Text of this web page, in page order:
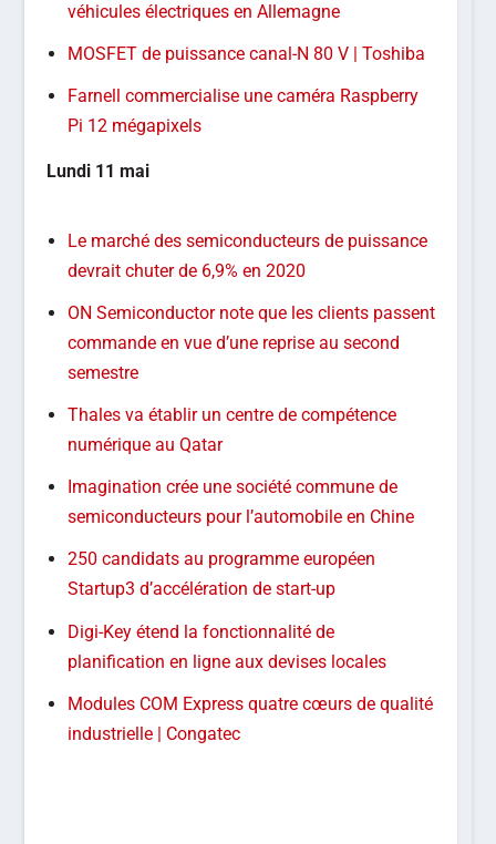
véhicules électriques en Allemagne
MOSFET de puissance canal-N 80 V | Toshiba
Farnell commercialise une caméra Raspberry
Pi 12 mégapixels
Lundi 11 mai
Le marché des semiconducteurs de puissance
devrait chuter de 6,9% en 2020
ON Semiconductor note que les clients passent
commande en vue d’une reprise au second
semestre
Thales va établir un centre de compétence
numérique au Qatar
Imagination crée une société commune de
semiconducteurs pour l’automobile en Chine
250 candidats au programme européen
Startup3 d’accélération de start-up
Digi-Key étend la fonctionnalité de
planification en ligne aux devises locales
Modules COM Express quatre cœurs de qualité
industrielle | Congatec